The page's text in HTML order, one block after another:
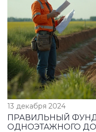
13 декабря 2024
ПРАВИЛЬНЫЙ
ОДНОЭТАЖНОГО